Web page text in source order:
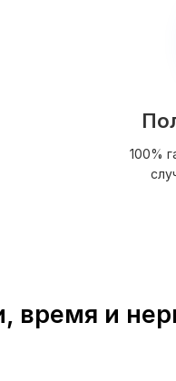
100%
время и